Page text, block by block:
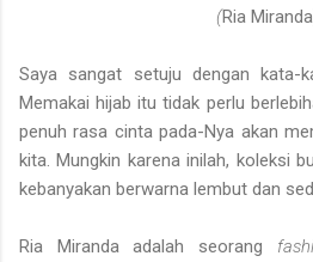
(Ria
Saya sangat setuju dengan kata-
Memakai hijab itu tidak perlu
penuh rasa cinta pada-Nya akan
kita. Mungkin karena inilah, koleksi
kebanyakan berwarna lembut dan
Ria Miranda adalah seorang